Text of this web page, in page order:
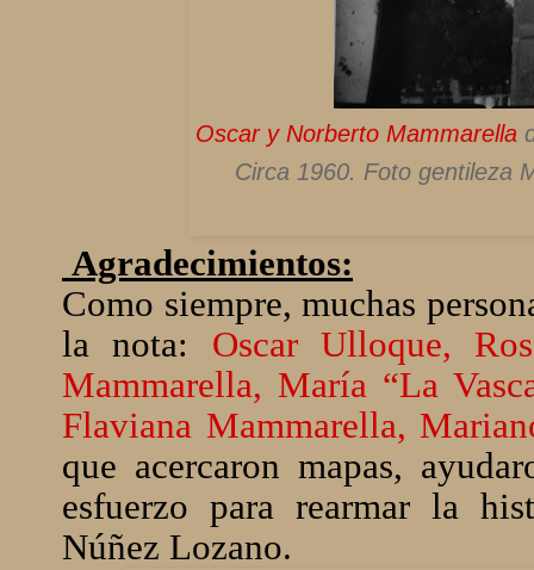
Oscar y Norberto Mammarella
Circa 1960. Foto gentileza
Agradecimientos:
Como siempre, muchas
la nota: Oscar Ulloque,
Mammarella, María “La
Flaviana Mammarella,
que acercaron mapas,
esfuerzo para rearmar la
Núñez Lozano.